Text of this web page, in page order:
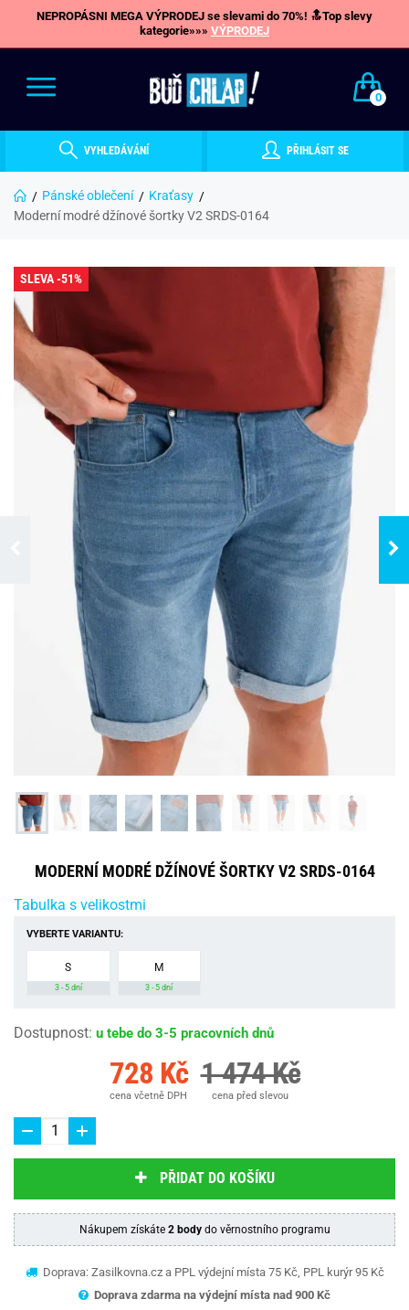
NEPROPÁSNI MEGA VÝPRODEJ se slevami do 70%! 🔝Top slevy
kategorie»»» VÝPRODEJ
0
VYHLEDÁVÁNÍ PŘIHLÁSIT SE
Pánské oblečení
Kraťasy
Moderní modré džínové šortky V2 SRDS-0164
SLEVA -51%
MODERNÍ MODRÉ DŽÍNOVÉ ŠORTKY V2 SRDS-0164
Tabulka s velikostmi
VYBERTE VARIANTU:
S
3 - 5 dní
M
3 - 5 dní
Dostupnost: u tebe do 3-5 pracovních dnů
728 Kč
cena včetně DPH
1 474 Kč
cena před slevou
PŘIDAT DO KOŠÍKU
Nákupem získáte 2 bodydo věrnostního programu
Doprava: Zasilkovna.cz a PPL výdejní místa 75 Kč, PPL kurýr 95 Kč
Doprava zdarma na výdejní místa nad 900 Kč